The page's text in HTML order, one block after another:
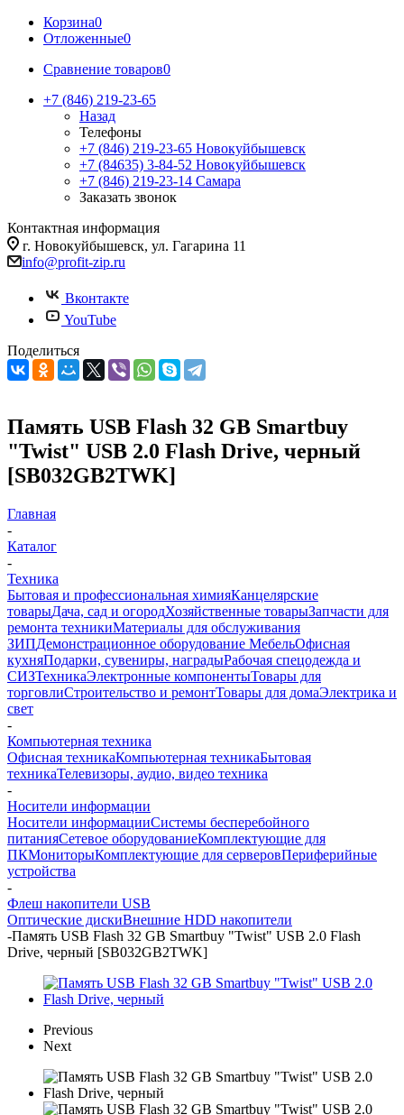
Корзина0
Отложенные0
Сравнение товаров0
+7 (846) 219-23-65
Назад
Телефоны
+7 (846) 219-23-65 Новокуйбышевск
+7 (84635) 3-84-52 Новокуйбышевск
+7 (846) 219-23-14 Самара
Заказать звонок
Контактная информация
г. Новокуйбышевск, ул. Гагарина 11
info@profit-zip.ru
Вконтакте
YouTube
Поделиться
Память USB Flash 32 GB Smartbuy
"Twist" USB 2.0 Flash Drive, черный
[SB032GB2TWK]
Главная
-
Каталог
-
Техника
Бытовая и профессиональная химияКанцелярские
товарыДача, сад и огородХозяйственные товарыЗапчасти для
ремонта техникиМатериалы для обслуживания
ЗИПДемонстрационное оборудование МебельОфисная
кухняПодарки, сувениры, наградыРабочая спецодежда и
СИЗТехникаЭлектронные компонентыТовары для
торговлиСтроительство и ремонтТовары для домаЭлектрика и
свет
-
Компьютерная техника
Офисная техникаКомпьютерная техникаБытовая
техникаТелевизоры, аудио, видео техника
-
Носители информации
Носители информацииСистемы бесперебойного
питанияСетевое оборудованиеКомплектующие для
ПКМониторыКомплектующие для серверовПериферийные
устройства
-
Флеш накопители USB
Оптические дискиВнешние HDD накопители
-Память USB Flash 32 GB Smartbuy "Twist" USB 2.0 Flash
Drive, черный [SB032GB2TWK]
Previous
Next